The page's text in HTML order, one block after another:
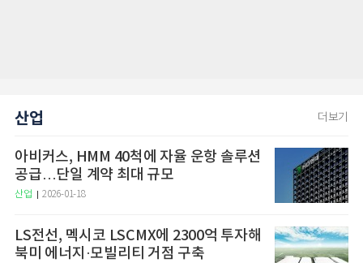
산업 더보기
아비커스, HMM 40척에 자율 운항 솔루션
공급…단일 계약 최대 규모
산업 2026-01-18
LS전선, 멕시코 LSCMX에 2300억 투자해
북미 에너지·모빌리티 거점 구축